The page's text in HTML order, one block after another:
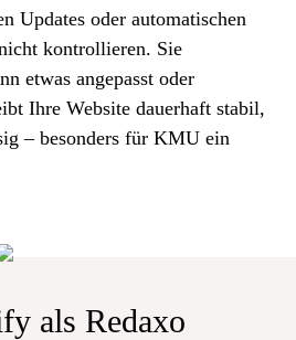
Updates oder automatischen
kontrollieren. Sie
etwas angepasst oder
Ihre Website dauerhaft stabil,
– besonders für KMU ein
als Redaxo